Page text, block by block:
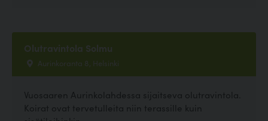
Olutravintola Solmu
Aurinkoranta 8, Helsinki
Vuosaaren Aurinkolahdessa sijaitseva olutravintola.
Koirat ovat tervetulleita niin terassille kuin